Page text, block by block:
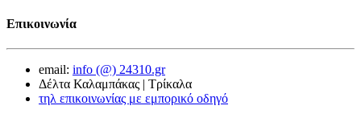
Επικοινωνία
email: info (@) 24310.gr
Δέλτα Καλαμπάκας | Τρίκαλα
τηλ επικοινωνίας με εμπορικό οδηγό